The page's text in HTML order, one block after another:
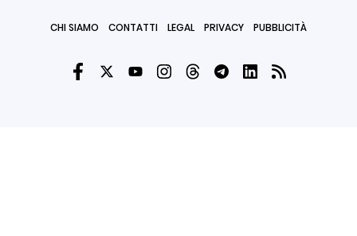
CHI SIAMO CONTATTI LEGAL PRIVACY PUBBLICITÀ